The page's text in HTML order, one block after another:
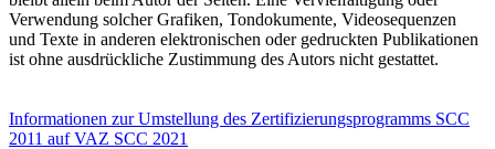
Verwendung solcher Grafiken, Tondokumente, Videosequenzen
und Texte in anderen elektronischen oder gedruckten Publikationen
ist ohne ausdrückliche Zustimmung des Autors nicht gestattet.
Informationen zur Umstellung des Zertifizierungsprogramms SCC
2011 auf VAZ SCC 2021